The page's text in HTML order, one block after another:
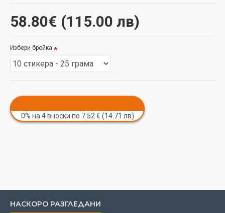
58.80€ (115.00 лв)
Избери бройка
0% на 4 вноски по 7.52 € (14.71 лв)
НАСКОРО РАЗГЛЕДАНИ